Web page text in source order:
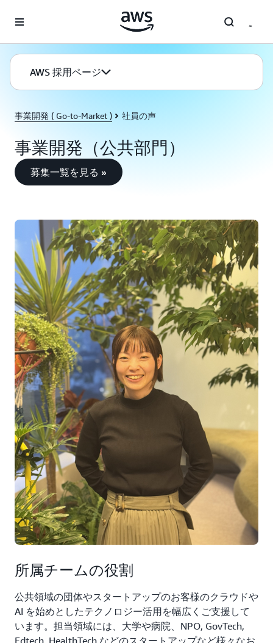
事業開発 ( Go-to-Market ) 社員の声
事業開発（公共部門）
募集一覧を見る »
所属チームの役割
公共領域の団体やスタートアップのお客様のクラウドや
AI を始めとしたテクノロジー活用を幅広くご支援して
います。担当領域には、大学や病院、NPO, GovTech,
AWS 採用ページ